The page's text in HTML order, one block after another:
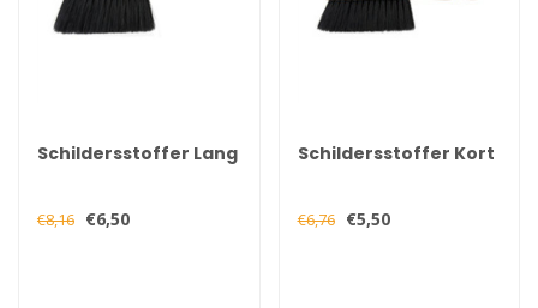
Schildersstoffer Lang
€8,16 €6,50
Schildersstoffer Kort
€6,76 €5,50